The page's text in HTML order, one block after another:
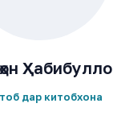
Ҳабибулло
дар китобхона